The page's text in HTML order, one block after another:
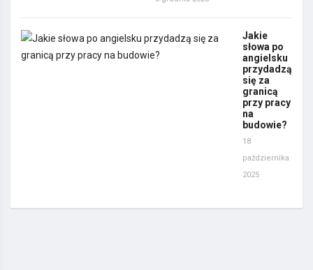
Jakie
słowa po
angielsku
przydadzą
się za
granicą
przy pracy
na
budowie?
18
października
2025